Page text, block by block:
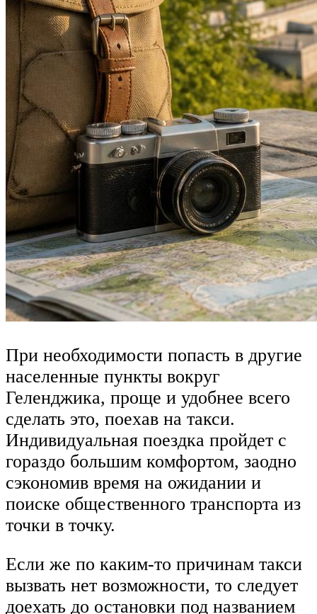
При необходимости попасть в другие
населенные пункты вокруг
Геленджика, проще и удобнее всего
сделать это, поехав на такси.
Индивидуальная поездка пройдет с
гораздо большим комфортом, заодно
сэкономив время на ожидании и
поиске общественного транспорта из
точки в точку.
Если же по каким-то причинам такси
вызвать нет возможности, то следует
доехать до остановки под названием